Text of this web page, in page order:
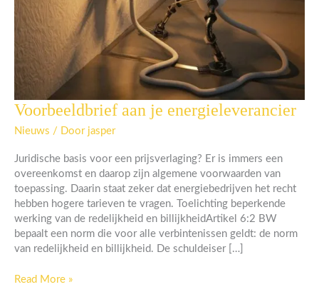
Voorbeeldbrief aan je energieleverancier
Nieuws / Door jasper
Juridische basis voor een prijsverlaging? Er is immers een
overeenkomst en daarop zijn algemene voorwaarden van
toepassing. Daarin staat zeker dat energiebedrijven het recht
hebben hogere tarieven te vragen. Toelichting beperkende
werking van de redelijkheid en billijkheidArtikel 6:2 BW
bepaalt een norm die voor alle verbintenissen geldt: de norm
van redelijkheid en billijkheid. De schuldeiser […]
Voorbeeldbrief
je
Read More »